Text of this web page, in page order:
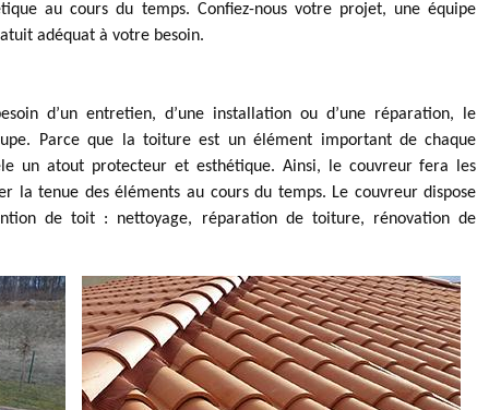
au cours du temps. Confiez-nous votre projet, une équipe
adéquat à votre besoin.
d’un entretien, d’une installation ou d’une réparation, le
Parce que la toiture est un élément important de chaque
un atout protecteur et esthétique. Ainsi, le couvreur fera les
la tenue des éléments au cours du temps. Le couvreur dispose
de toit : nettoyage, réparation de toiture, rénovation de